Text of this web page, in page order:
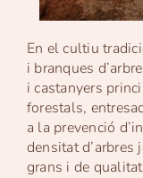
En el cultiu
i branques
i castanyers
forestals,
a la prevenció
densitat d’arbres
grans i de